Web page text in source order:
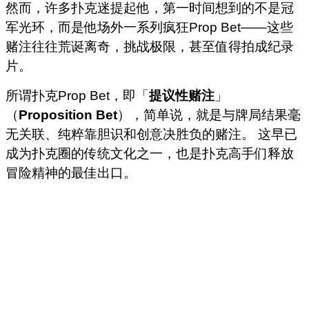
然而，许多扑克迷提起他，第一时间想到的不是冠
军光环，而是他场外一系列疯狂Prop Bet——这些
赌注往往荒诞离奇，挑战极限，甚至值得拍成纪录
片。
所谓扑克Prop Bet，即「 提议性赌注 」
（Proposition Bet），简单说，就是与牌局结果毫
无关联、纯粹靠胆识和创意决胜负的赌注。 这早已
成为扑克圈的传统文化之一，也是扑克高手们释放
冒险精神的最佳出口。